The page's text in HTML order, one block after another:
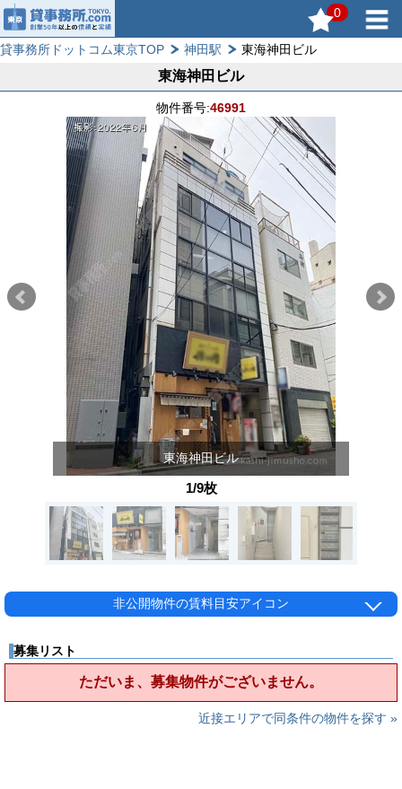
0
貸事務所ドットコム東京TOP 神田駅 東海神田ビル
東海神田ビル
物件番号:46991
東海神田ビル
1/9枚
非公開物件の賃料目安アイコン
募集リスト
ただいま、募集物件がございません。
近接エリアで同条件の物件を探す »